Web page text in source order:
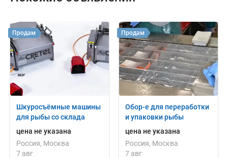
Шкуросъёмные машины
для рыбы со склада
цена не указана
Россия, Москва
7 авг
Продам
Обор-е для переработки
и упаковки рыбы
цена не указана
Россия, Москва
7 авг
Продам